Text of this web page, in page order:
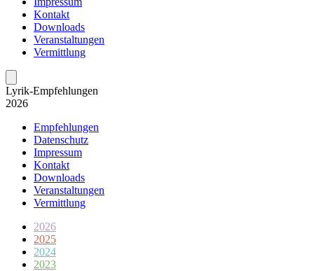
Kontakt
Downloads
Veranstaltungen
Vermittlung
Lyrik-Empfeh­lungen
2026
Empfehlungen
Datenschutz
Impressum
Kontakt
Downloads
Veranstaltungen
Vermittlung
2026
2025
2024
2023